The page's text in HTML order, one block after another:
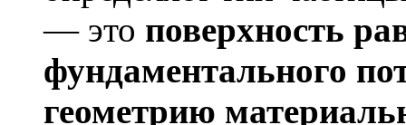
— это поверхность
фундаментального
геометрию